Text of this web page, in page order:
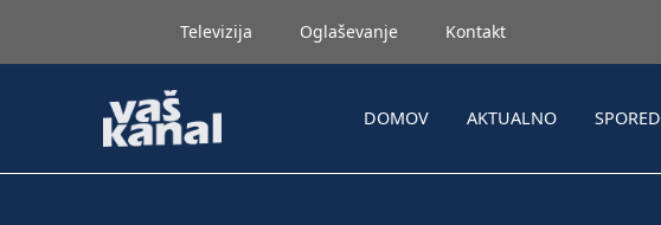
Televizija Oglaševanje Kontakt
DOMOV AKTUALNO SPORED